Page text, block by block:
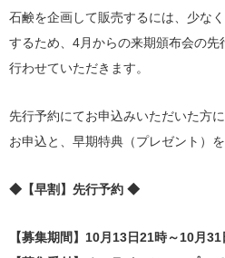
石鹸を企画して販売するには、少な
するため、4月からの来期頒布会の先
行わせていただきます。
先行予約にてお申込みいただいた方
お申込と、早期特典（プレゼント）
◆【早割】先行予約 ◆
【募集期間】10月13日21時～10月